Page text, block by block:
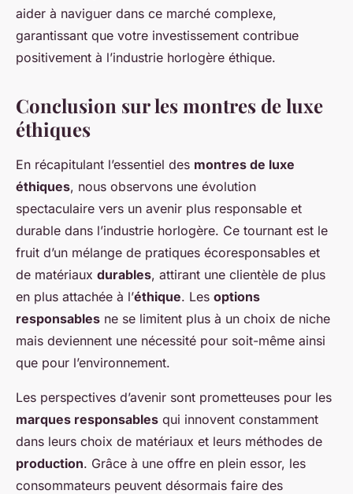
aider à naviguer dans ce marché complexe,
garantissant que votre investissement contribue
positivement à l’industrie horlogère éthique.
Conclusion sur les montres de luxe
éthiques
En récapitulant l’essentiel des montres de luxe
éthiques, nous observons une évolution
spectaculaire vers un avenir plus responsable et
durable dans l’industrie horlogère. Ce tournant est le
fruit d’un mélange de pratiques écoresponsables et
de matériaux durables, attirant une clientèle de plus
en plus attachée à l’éthique. Les options
responsables ne se limitent plus à un choix de niche
mais deviennent une nécessité pour soit-même ainsi
que pour l’environnement.
Les perspectives d’avenir sont prometteuses pour les
marques responsables qui innovent constamment
dans leurs choix de matériaux et leurs méthodes de
production. Grâce à une offre en plein essor, les
consommateurs peuvent désormais faire des